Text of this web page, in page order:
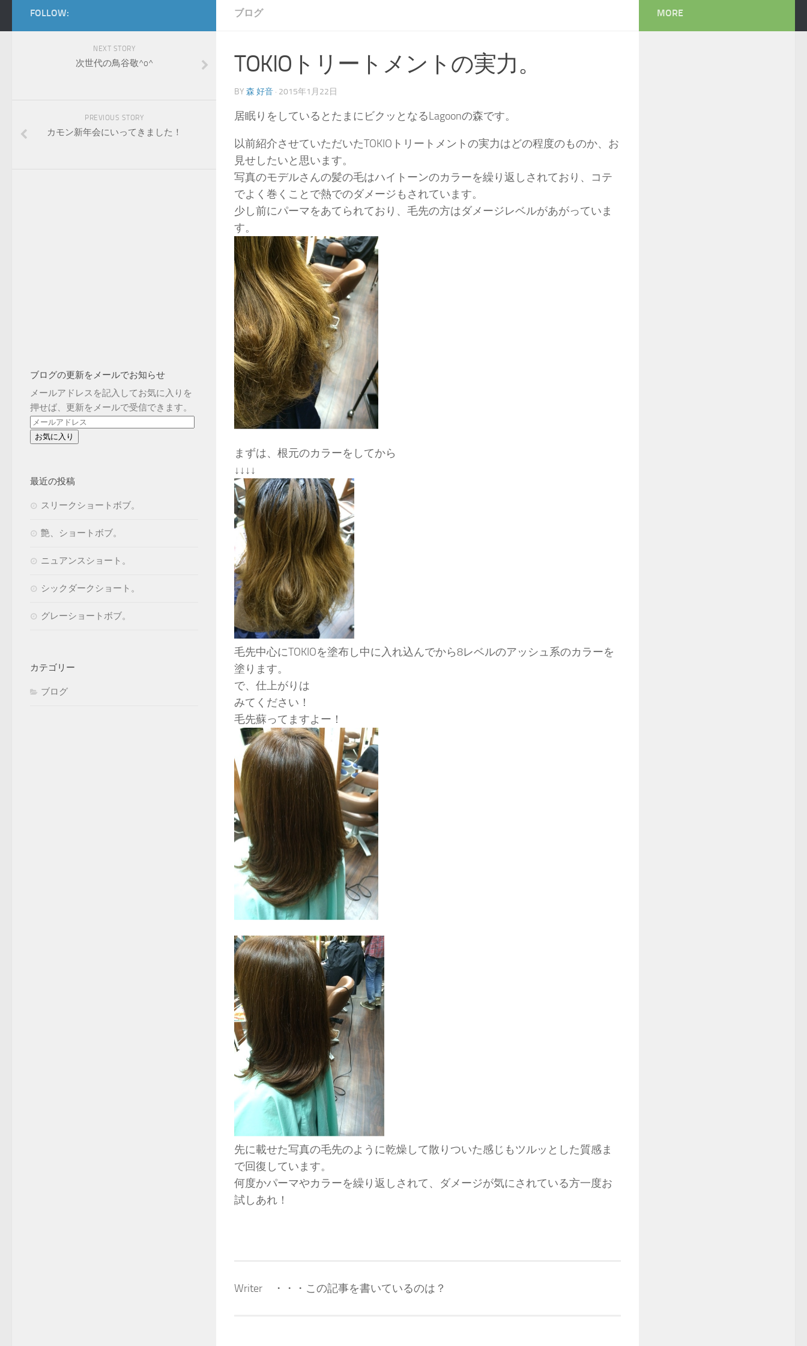
ブログ
TOKIOトリートメントの実力。
BY 森 好音 · 2015年1月22日
居眠りをしているとたまにビクッとなるLagoonの森です。
以前紹介させていただいたTOKIOトリートメントの実力はどの程度のものか、お
見せしたいと思います。
写真のモデルさんの髪の毛はハイトーンのカラーを繰り返しされており、コテ
でよく巻くことで熱でのダメージもされています。
少し前にパーマをあてられており、毛先の方はダメージレベルがあがっていま
す。
まずは、根元のカラーをしてから
↓↓↓↓
毛先中心にTOKIOを塗布し中に入れ込んでから8レベルのアッシュ系のカラーを
塗ります。
で、仕上がりは
みてください！
毛先蘇ってますよー！
先に載せた写真の毛先のように乾燥して散りついた感じもツルッとした質感ま
で回復しています。
何度かパーマやカラーを繰り返しされて、ダメージが気にされている方一度お
試しあれ！
Writer ・・・この記事を書いているのは？
FOLLOW:
NEXT STORY
次世代の鳥谷敬^o^
PREVIOUS STORY
カモン新年会にいってきました！
ブログの更新をメールでお知らせ
メールアドレスを記入してお気に入りを
押せば、更新をメールで受信できます。
メ
ー
ド
ス
最近の投稿
スリークショートボブ。
艶、ショートボブ。
ニュアンスショート。
シックダークショート。
グレーショートボブ。
カテゴリー
ブログ
MORE